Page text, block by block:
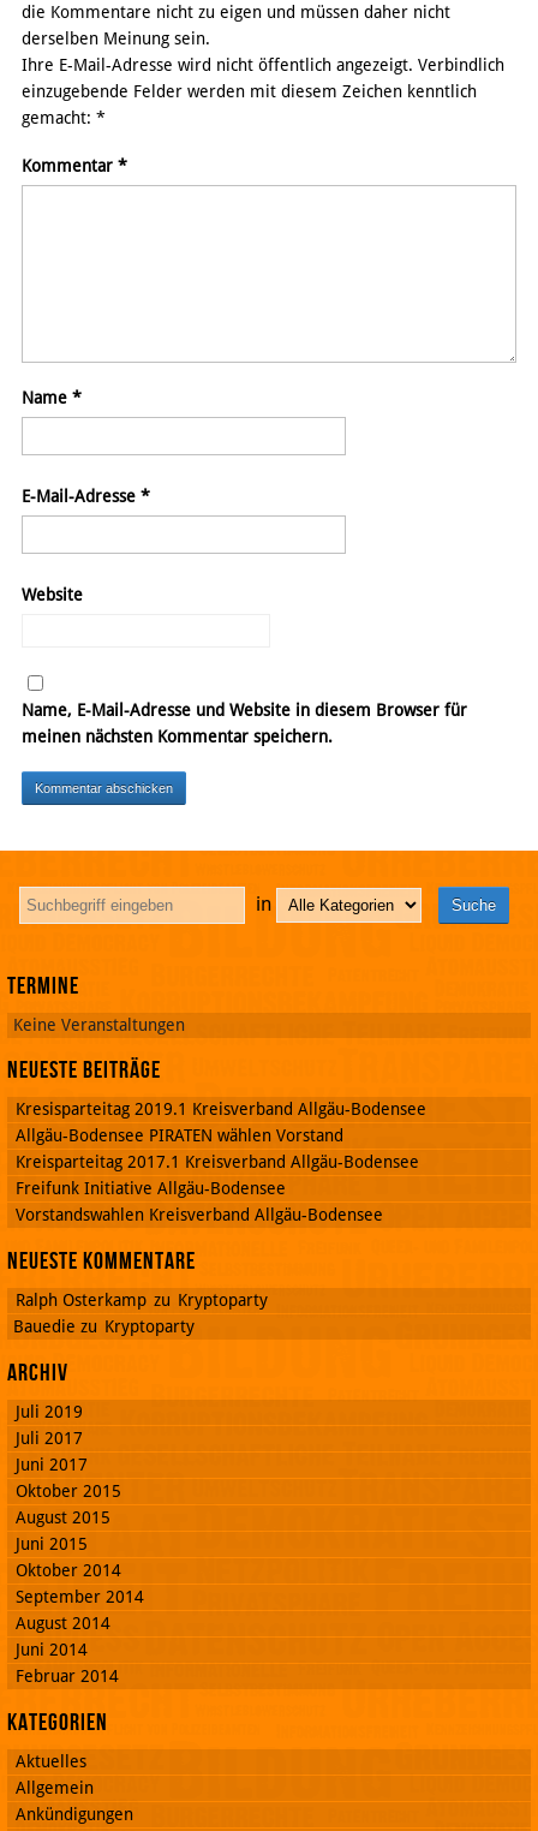
die Kommentare nicht zu eigen und müssen daher nicht
derselben Meinung sein.
Ihre E-Mail-Adresse wird nicht öffentlich angezeigt. Verbindlich
einzugebende Felder werden mit diesem Zeichen kenntlich
gemacht: *
Kommentar *
Name *
E-Mail-Adresse *
Website
Name, E-Mail-Adresse und Website in diesem Browser für
meinen nächsten Kommentar speichern.
in
Termine
Keine Veranstaltungen
Neueste Beiträge
Kresisparteitag 2019.1 Kreisverband Allgäu-Bodensee
Allgäu-Bodensee PIRATEN wählen Vorstand
Kreisparteitag 2017.1 Kreisverband Allgäu-Bodensee
Freifunk Initiative Allgäu-Bodensee
Vorstandswahlen Kreisverband Allgäu-Bodensee
Neueste Kommentare
Ralph Osterkamp zu Kryptoparty
Bauedie zu Kryptoparty
Archiv
Juli 2019
Juli 2017
Juni 2017
Oktober 2015
August 2015
Juni 2015
Oktober 2014
September 2014
August 2014
Juni 2014
Februar 2014
Kategorien
Aktuelles
Allgemein
Ankündigungen